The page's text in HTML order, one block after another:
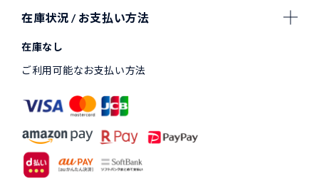
在庫状況 / お支払い方法
在庫なし
ご利用可能なお支払い方法